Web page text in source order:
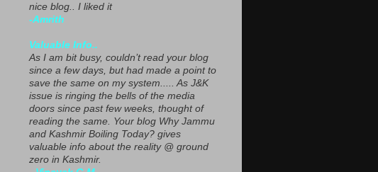
nice blog.. I liked it
-Amrith
Valuable Info..
As I am bit busy, couldn’t read your blog
since a few days, but had made a point to
save the same on my system..... As J&K
issue is ringing the bells of the media
doors since past few weeks, thought of
reading the same. Your blog Why Jammu
and Kashmir Boiling Today? gives
valuable info about the reality @ ground
zero in Kashmir.